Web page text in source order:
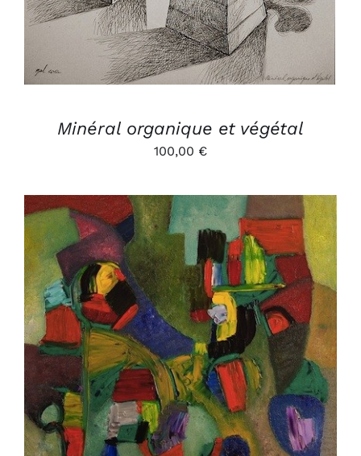
Minéral organique et végétal
100,00 €
AJOUTER AU PANIER
/
DÉTAILS